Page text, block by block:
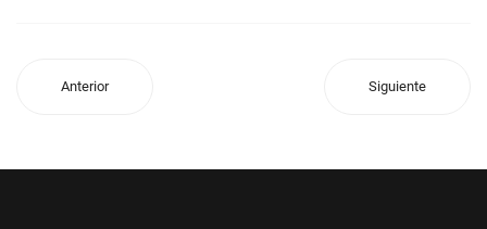
Anterior Siguiente